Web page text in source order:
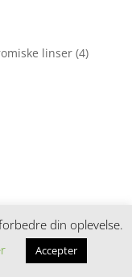
linser (4)
din oplevelse.
Accepter